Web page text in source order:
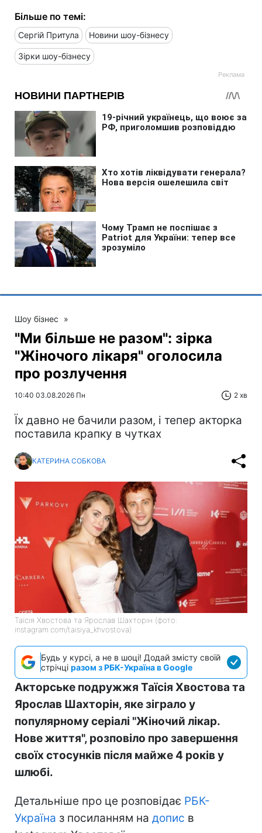
Більше по темі:
Сергій Притула Новини шоу-бізнесу
Зірки шоу-бізнесу
Шоу бізнес »
"Ми більше не разом": зірка
"Жіночого лікаря" оголосила
про розлучення
10:40 03.08.2026 Пн 2 хв
Їх давно не бачили разом, і тепер акторка
поставила крапку в чутках
КАТЕРИНА СОБКОВА
Таїсія Хвостова та Ярослав Шахторін (фото:
instagram.com/taisiya_khvostova)
Будь у курсі, а не в шоці! Додай змісту своїй
стрічці разом з РБК-Україна в Google
Акторське подружжя Таїсія Хвостова та
Ярослав Шахторін, яке зіграло у
популярному серіалі "Жіночий лікар.
Нове життя", розповіло про завершення
своїх стосунків після майже 4 років у
шлюбі.
Детальніше про це розповідає РБК-
Україна з посиланням на допис в